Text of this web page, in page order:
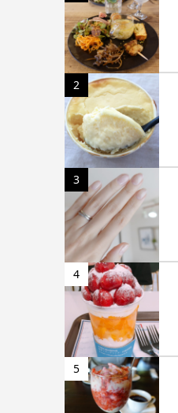
2
3
4
5